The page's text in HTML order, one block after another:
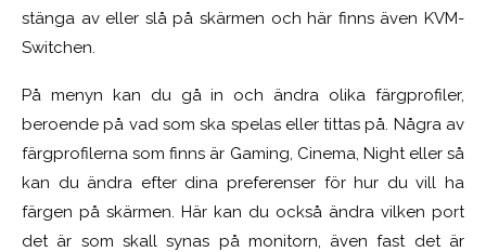
stänga av eller slå på skärmen och här finns även KVM-
Switchen.
På menyn kan du gå in och ändra olika färgprofiler,
beroende på vad som ska spelas eller tittas på. Några av
färgprofilerna som finns är Gaming, Cinema, Night eller så
kan du ändra efter dina preferenser för hur du vill ha
färgen på skärmen. Här kan du också ändra vilken port
det är som skall synas på monitorn, även fast det är